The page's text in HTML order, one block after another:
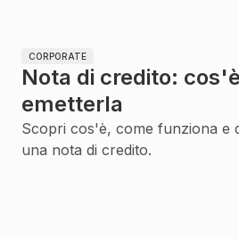
CORPORATE
Nota di credito:
emetterla
Scopri cos'è, come funziona e
una nota di credito.